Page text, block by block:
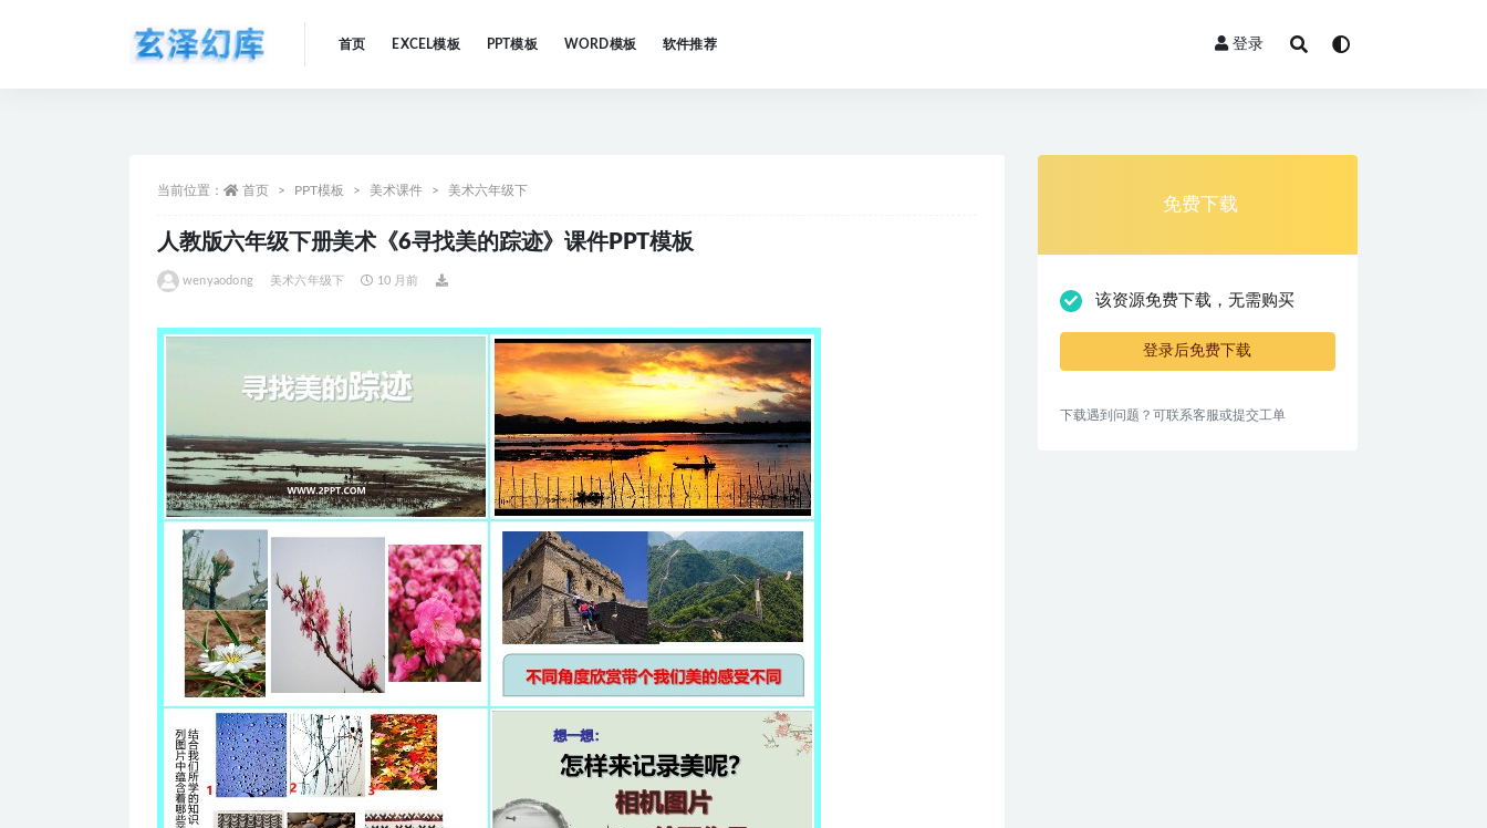
首页 EXCEL模板 PPT模板 WORD模板 软件推荐 登录
当前位置： 首页 PPT模板 美术课件 美术六年级下
人教版六年级下册美术《6寻找美的踪迹》课件PPT模板
wenyaodong 美术六年级下 10 月前
免费下载
该资源免费下载，无需购买
登录后免费下载
下载遇到问题？可联系客服或提交工单